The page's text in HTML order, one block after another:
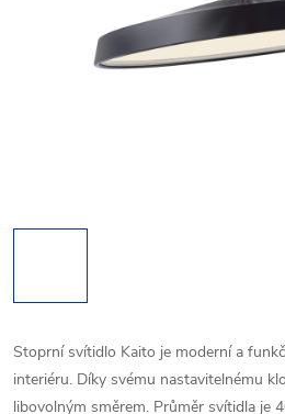
Stoprní svítidlo Kaito je moderní a
interiéru. Díky svému nastavitelnému
libovolným směrem. Průměr svítidla je